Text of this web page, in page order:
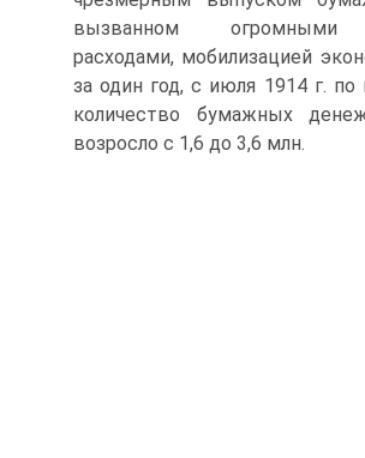
вызванном огромными
расходами, мобилизацией
за один год, с июля 1914 г. по
количество бумажных
возросло с 1,6 до 3,6 млн.